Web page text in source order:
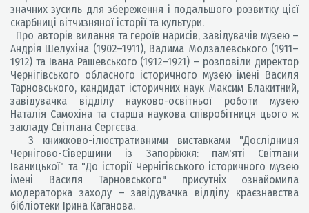
значних зусиль для збереження і подальшого розвитку цієї
скарбниці вітчизняної історії та культури.
Про авторів видання та героїв нарисів, завідувачів музею –
Андрія Шелухіна (1902–1911), Вадима Модзалевського (1911–
1912) та Івана Рашевського (1912–1921) – розповіли директор
Чернігівського обласного історичного музею імені Василя
Тарновського, кандидат історичних наук Максим Блакитний,
завідувачка відділу науково-освітньої роботи музею
Наталія Самохіна та старша наукова співробітниця цього ж
закладу Світлана Сергєєва.
З книжково-ілюстративними виставками "Дослідниця
Чернігово-Сіверщини із Запоріжжя: пам'яті Світлани
Іваницької" та "До історії Чернігівського історичного музею
імені Василя Тарновського" присутніх ознайомила
модераторка заходу – завідувачка відділу краєзнавства
бібліотеки Ірина Каганова.